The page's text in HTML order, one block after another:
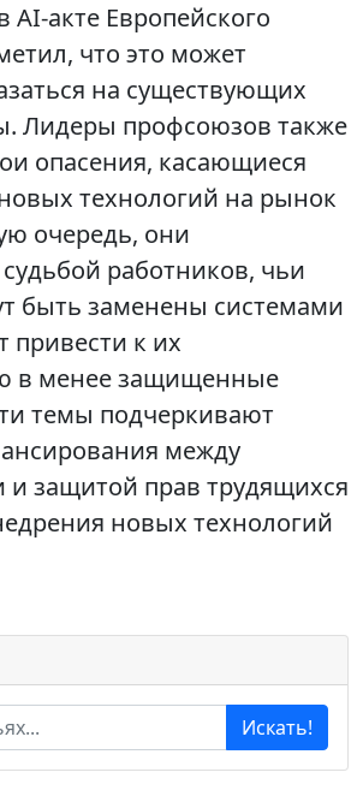
акте Европейского
что это может
на существующих
Лидеры профсоюзов также
опасения, касающиеся
технологий на рынок
очередь, они
работников, чьи
быть заменены системами
привести к их
в менее защищенные
темы подчеркивают
между
защитой прав трудящихся
новых технологий
Искать!